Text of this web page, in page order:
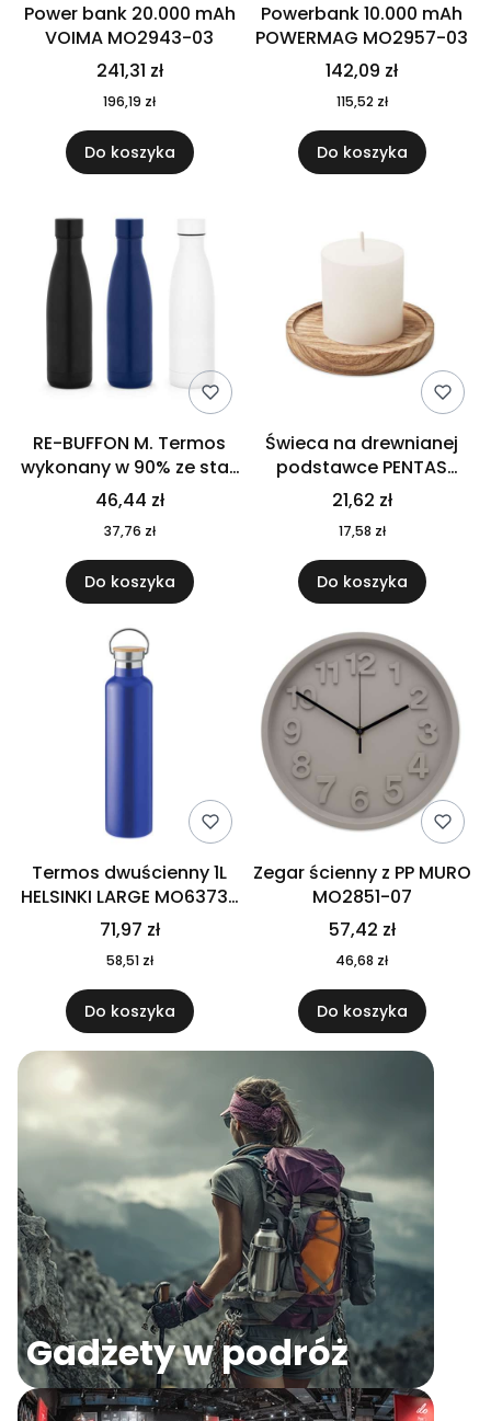
Power bank 20.000 mAh
VOIMA MO2943-03
241,31 zł
196,19 zł
Do koszyka
Powerbank 10.000 mAh
POWERMAG MO2957-03
142,09 zł
115,52 zł
Do koszyka
RE-BUFFON M. Termos
wykonany w 90% ze stali
nierdzewnej
pochodzącej z
recyklingu 520 ml 94294
46,44 zł
37,76 zł
Do koszyka
Świeca na drewnianej
podstawce PENTAS
MO6282-40
21,62 zł
17,58 zł
Do koszyka
Termos dwuścienny 1L
HELSINKI LARGE MO6373-
04
71,97 zł
58,51 zł
Do koszyka
Zegar ścienny z PP MURO
MO2851-07
57,42 zł
46,68 zł
Do koszyka
Gadżety w podróż